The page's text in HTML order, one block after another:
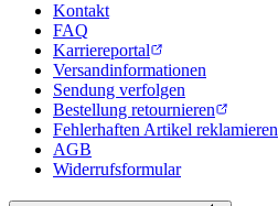
Kontakt
FAQ
Karriereportal
Versandinformationen
Sendung verfolgen
Bestellung retournieren
Fehlerhaften Artikel reklamieren
AGB
Widerrufsformular